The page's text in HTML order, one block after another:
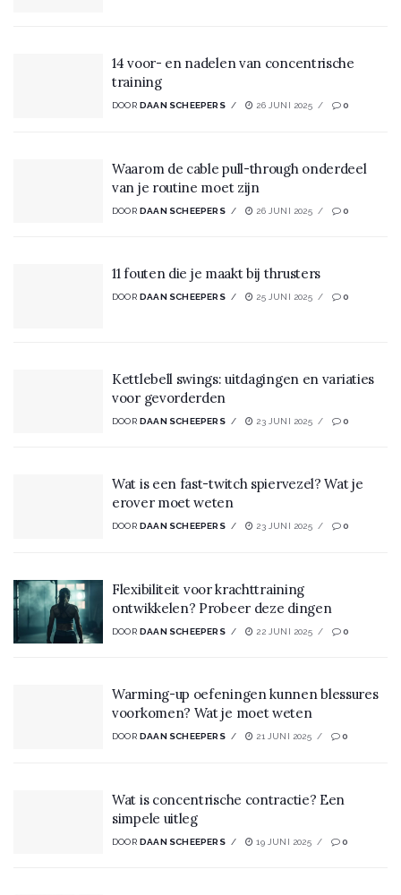
14 voor- en nadelen van concentrische
training
DOOR DAAN SCHEEPERS 26 JUNI 2025 0
Waarom de cable pull-through onderdeel
van je routine moet zijn
DOOR DAAN SCHEEPERS 26 JUNI 2025 0
11 fouten die je maakt bij thrusters
DOOR DAAN SCHEEPERS 25 JUNI 2025 0
Kettlebell swings: uitdagingen en variaties
voor gevorderden
DOOR DAAN SCHEEPERS 23 JUNI 2025 0
Wat is een fast-twitch spiervezel? Wat je
erover moet weten
DOOR DAAN SCHEEPERS 23 JUNI 2025 0
Flexibiliteit voor krachttraining
ontwikkelen? Probeer deze dingen
DOOR DAAN SCHEEPERS 22 JUNI 2025 0
Warming-up oefeningen kunnen blessures
voorkomen? Wat je moet weten
DOOR DAAN SCHEEPERS 21 JUNI 2025 0
Wat is concentrische contractie? Een
simpele uitleg
DOOR DAAN SCHEEPERS 19 JUNI 2025 0